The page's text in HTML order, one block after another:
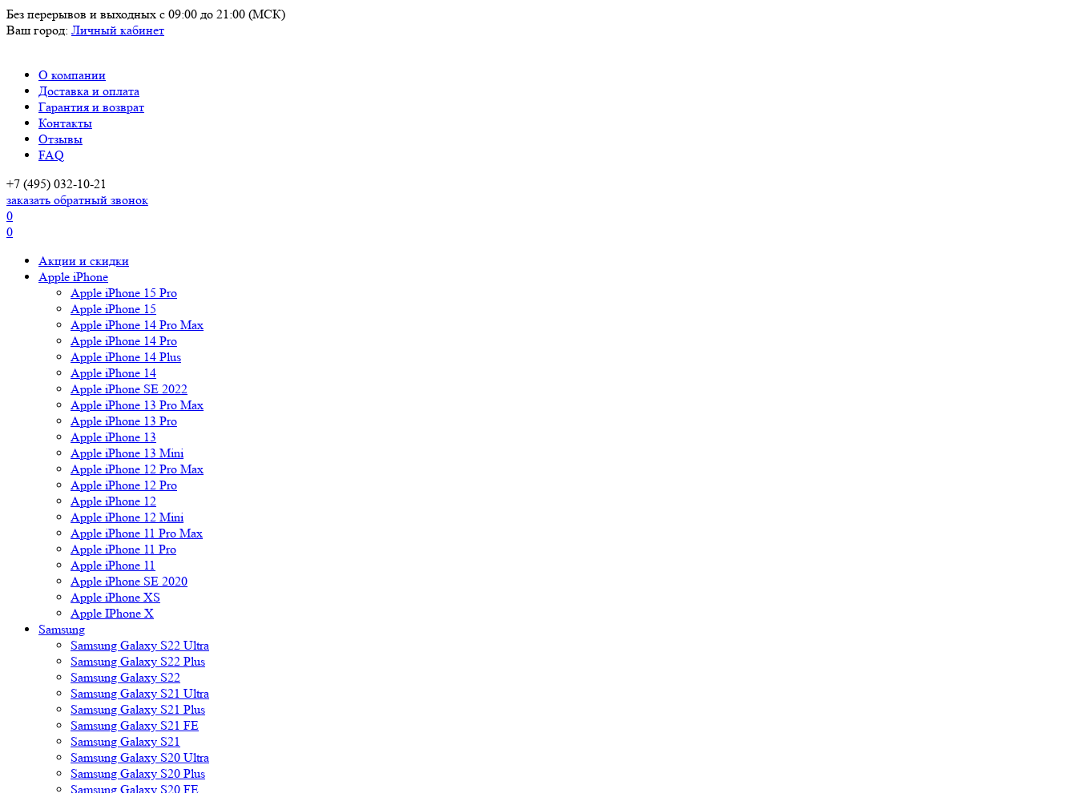
Без перерывов и выходных с 09:00 до 21:00 (МСК)
Ваш город: Личный кабинет
О компании
Доставка и оплата
Гарантия и возврат
Контакты
Отзывы
FAQ
+7 (495) 032-10-21
заказать обратный звонок
0
0
Акции и скидки
Apple iPhone
Apple iPhone 15 Pro
Apple iPhone 15
Apple iPhone 14 Pro Max
Apple iPhone 14 Pro
Apple iPhone 14 Plus
Apple iPhone 14
Apple iPhone SE 2022
Apple iPhone 13 Pro Max
Apple iPhone 13 Pro
Apple iPhone 13
Apple iPhone 13 Mini
Apple iPhone 12 Pro Max
Apple iPhone 12 Pro
Apple iPhone 12
Apple iPhone 12 Mini
Apple iPhone 11 Pro Max
Apple iPhone 11 Pro
Apple iPhone 11
Apple iPhone SE 2020
Apple iPhone XS
Apple IPhone X
Samsung
Samsung Galaxy S22 Ultra
Samsung Galaxy S22 Plus
Samsung Galaxy S22
Samsung Galaxy S21 Ultra
Samsung Galaxy S21 Plus
Samsung Galaxy S21 FE
Samsung Galaxy S21
Samsung Galaxy S20 Ultra
Samsung Galaxy S20 Plus
Samsung Galaxy S20 FE